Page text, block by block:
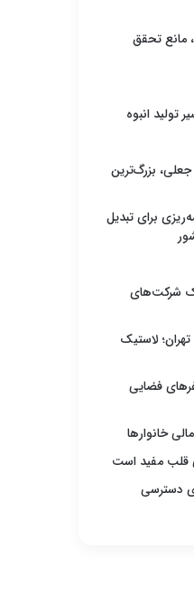
مانع تحقق
انبوه
چهره جعلی، بزرگ‌ترین
برای تبدیل
شرکت‌های
لاستیک
فضایی
خانوارها
قلب مفید است
دسترسی